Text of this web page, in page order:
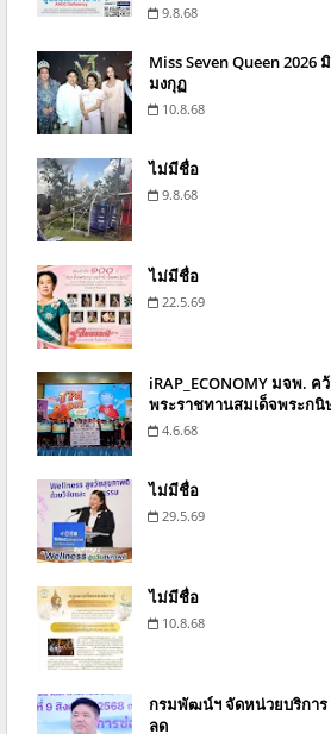
9.8.68
Miss Seven Queen 2026
มงกุฏ
10.8.68
ไม่มีชื่อ
9.8.68
ไม่มีชื่อ
22.5.69
iRAP_ECONOMY มจพ. ค
พระราชทานสมเด็จพระกนิ
4.6.68
ไม่มีชื่อ
29.5.69
ไม่มีชื่อ
10.8.68
กรมพัฒน์ฯ จัดหน่วยบริการ
ลด